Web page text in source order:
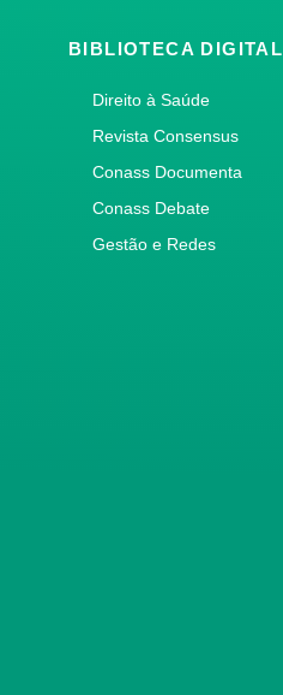
BIBLIOTECA DIGITAL
Direito à Saúde
Revista Consensus
Conass Documenta
Conass Debate
Gestão e Redes